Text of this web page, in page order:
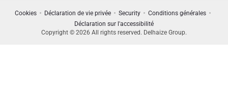
Cookies Déclaration de vie privée Security
Conditions générales
Déclaration sur l'accessibilité
Copyright © 2026 All rights reserved. Delhaize Group.